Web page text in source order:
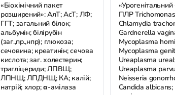
«Біохімічний пакет
розширений»: АлТ; АсТ; ЛФ;
ГГТ; загальний білок;
альбумін; білірубін
(заг.,пр.,нпр); глюкоза;
сечовина; креатинін; сечова
кислота; заг. холестерин;
тригліцериди; ЛПВЩ;
ЛПНЩ; ЛПДНЩ; КА; калій;
натрій; хлор; α-амілаза
ПЛР
Chlamydia
Gardnerella
Mycoplasma
Mycoplasma
Ureaplasma
Ureaplasma
Neisseria
Candida albicans;